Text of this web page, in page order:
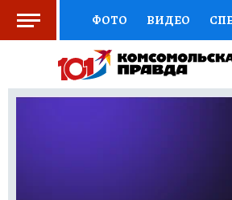
ФОТО ВИДЕО
СОЦПОДДЕРЖКА
ВЫБОР ЭКСПЕРТОВ